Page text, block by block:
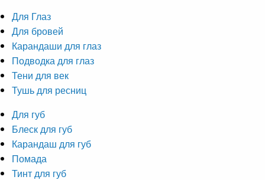
Для Глаз
Для бровей
Карандаши для глаз
Подводка для глаз
Тени для век
Тушь для ресниц
Для губ
Блеск для губ
Карандаш для губ
Помада
Тинт для губ